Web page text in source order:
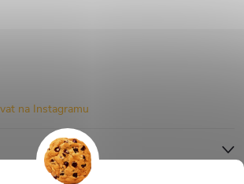
na Instagramu